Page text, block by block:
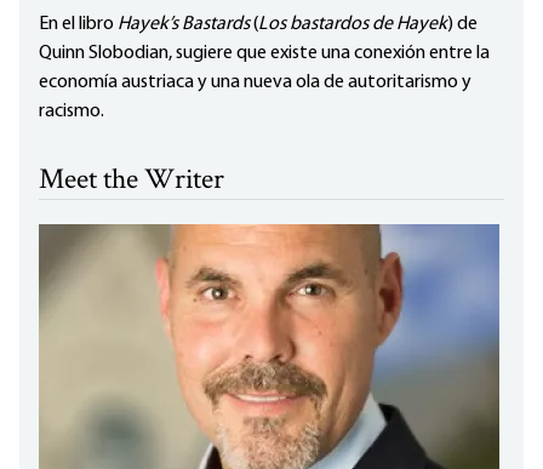
En el libro Hayek’s Bastards(Los bastardos de Hayek) de
Quinn Slobodian, sugiere que existe una conexión entre la
economía austriaca y una nueva ola de autoritarismo y
racismo.
Meet the Writer